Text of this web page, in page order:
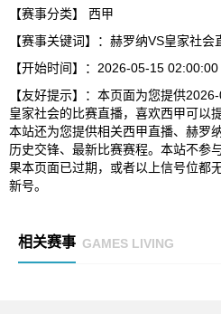
【赛事分类】 西甲
【赛事关键词】：赫罗纳VS皇家社
【开始时间】：2026-05-15 02:00:00
【友好提示】：本页面为您提供
皇家社会的比赛直播，喜欢西甲可以
本站还为您提供相关西甲直播、赫罗
历史交锋、最新比赛赛程。本站不参
果本页面已过期，或者以上信号位都
新号。
相关赛事 GAMES LIVING